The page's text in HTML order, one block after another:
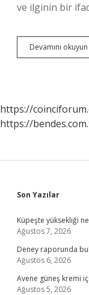
ve ilginin bir
Devamını okuyun
https://
https://
Sidebar
Son Yazılar
Küpeşte yüksekliği
Ağustos 7, 2026
Deney raporunda
Ağustos 6, 2026
Avene güneş kremi
Ağustos 5, 2026